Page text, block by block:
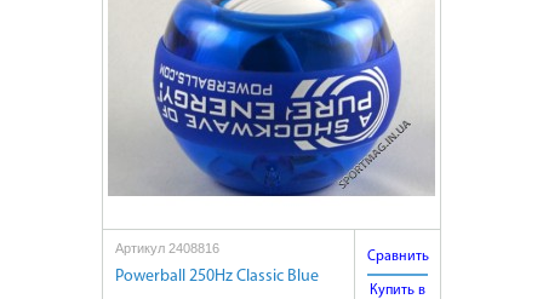
Артикул 2408816
Powerball 250Hz Classic Blue
Сравнить
Купить в